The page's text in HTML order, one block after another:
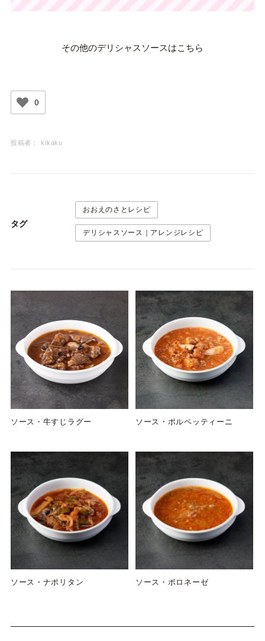
その他のデリシャスソースはこちら
0
投稿者： kikaku
タグ
おおえのさとレシピ
デリシャスソース｜アレンジレシピ
ソース・牛すじラグー ソース・ポルペッティーニ
ソース・ナポリタン ソース・ボロネーゼ